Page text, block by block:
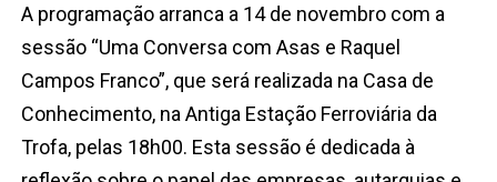
A programação arranca a 14 de novembro com a
sessão “Uma Conversa com Asas e Raquel
Campos Franco”, que será realizada na Casa de
Conhecimento, na Antiga Estação Ferroviária da
Trofa, pelas 18h00. Esta sessão é dedicada à